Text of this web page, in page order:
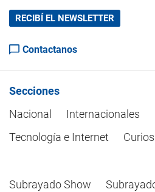
RECIBÍ EL NEWSLETTER
Contactanos
Secciones
Nacional
Internacionales
Tecnología e Internet
Subrayado Show